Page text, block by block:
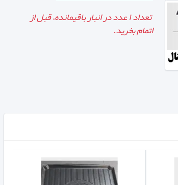
تعداد۱عدد در انبار باقیمانده، قبل از
اتمام بخرید.